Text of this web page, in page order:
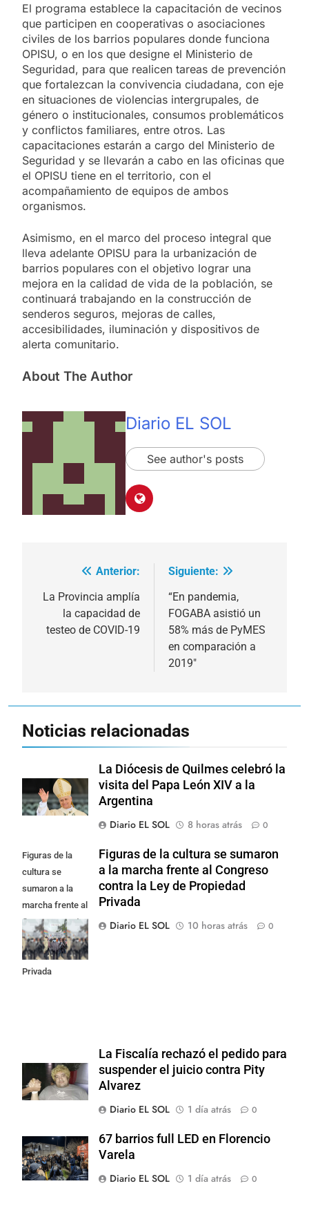
El programa establece la capacitación de vecinos
que participen en cooperativas o asociaciones
civiles de los barrios populares donde funciona
OPISU, o en los que designe el Ministerio de
Seguridad, para que realicen tareas de prevención
que fortalezcan la convivencia ciudadana, con eje
en situaciones de violencias intergrupales, de
género o institucionales, consumos problemáticos
y conflictos familiares, entre otros. Las
capacitaciones estarán a cargo del Ministerio de
Seguridad y se llevarán a cabo en las oficinas que
el OPISU tiene en el territorio, con el
acompañamiento de equipos de ambos
organismos.
Asimismo, en el marco del proceso integral que
lleva adelante OPISU para la urbanización de
barrios populares con el objetivo lograr una
mejora en la calidad de vida de la población, se
continuará trabajando en la construcción de
senderos seguros, mejoras de calles,
accesibilidades, iluminación y dispositivos de
alerta comunitario.
About The Author
Diario EL SOL
See author's posts
Navegación
de
entradas
Anterior:
La Provincia amplía
la capacidad de
testeo de COVID-19
Siguiente:
“En pandemia,
FOGABA asistió un
58% más de PyMES
en comparación a
2019″
Noticias relacionadas
La Diócesis de Quilmes celebró la
visita del Papa León XIV a la
Argentina
Diario EL SOL
8 horas atrás 0
Figuras de la
cultura se
sumaron a la
marcha frente al
Congreso contra
la Ley de
Propiedad
Privada
Figuras de la cultura se sumaron
a la marcha frente al Congreso
contra la Ley de Propiedad
Privada
Diario EL SOL
10 horas atrás 0
La Fiscalía rechazó el pedido para
suspender el juicio contra Pity
Alvarez
Diario EL SOL
1 día atrás 0
67 barrios full LED en Florencio
Varela
Diario EL SOL
1 día atrás 0